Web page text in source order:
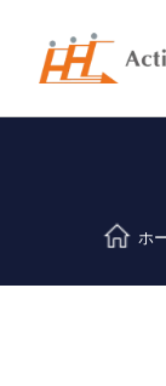
ホ